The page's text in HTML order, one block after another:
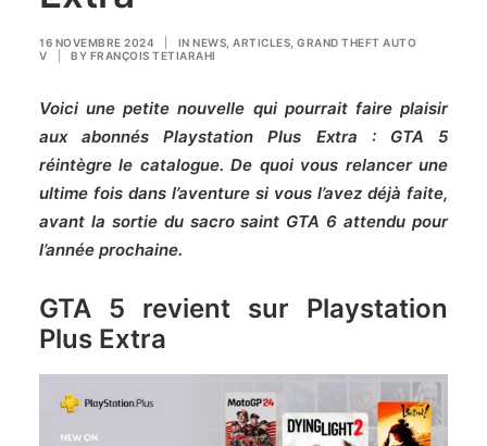
16 NOVEMBRE 2024 IN NEWS ARTICLES GRAND THEFT AUTO
V
BY FRANÇOIS TETIARAHI
Voici une petite nouvelle qui pourrait faire plaisir
aux abonnés Playstation Plus Extra : GTA 5
réintègre le catalogue. De quoi vous relancer une
ultime fois dans l’aventure si vous l’avez déjà faite,
avant la sortie du sacro saint GTA 6 attendu pour
l’année prochaine.
GTA 5 revient sur Playstation
Plus Extra